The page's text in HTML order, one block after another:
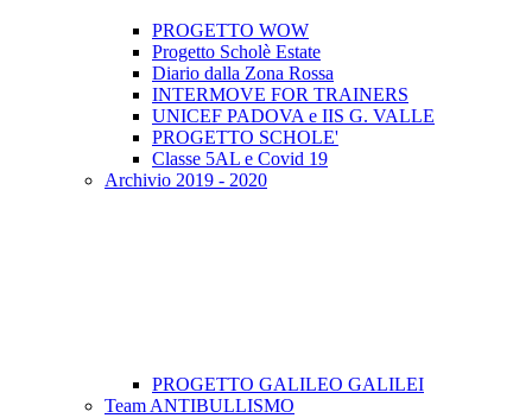
PROGETTO WOW
Progetto Scholè Estate
Diario dalla Zona Rossa
INTERMOVE FOR TRAINERS
UNICEF PADOVA e IIS G. VALLE
PROGETTO SCHOLE'
Classe 5AL e Covid 19
Archivio 2019 - 2020
PROGETTO GALILEO GALILEI
Team ANTIBULLISMO